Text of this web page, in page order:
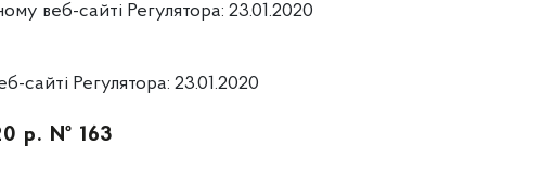
веб-сайті Регулятора: 23.01.2020
Регулятора: 23.01.2020
р. № 163